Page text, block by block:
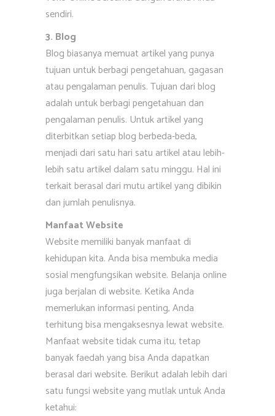
sendiri.
3. Blog
Blog biasanya memuat artikel yang punya
tujuan untuk berbagi pengetahuan, gagasan
atau pengalaman penulis. Tujuan dari blog
adalah untuk berbagi pengetahuan dan
pengalaman penulis. Untuk artikel yang
diterbitkan setiap blog berbeda-beda,
menjadi dari satu hari satu artikel atau lebih-
lebih satu artikel dalam satu minggu. Hal ini
terkait berasal dari mutu artikel yang dibikin
dan jumlah penulisnya.
Manfaat Website
Website memiliki banyak manfaat di
kehidupan kita. Anda bisa membuka media
sosial mengfungsikan website. Belanja online
juga berjalan di website. Ketika Anda
memerlukan informasi penting, Anda
terhitung bisa mengaksesnya lewat website.
Manfaat website tidak cuma itu, tetap
banyak faedah yang bisa Anda dapatkan
berasal dari website. Berikut adalah lebih dari
satu fungsi website yang mutlak untuk Anda
ketahui: